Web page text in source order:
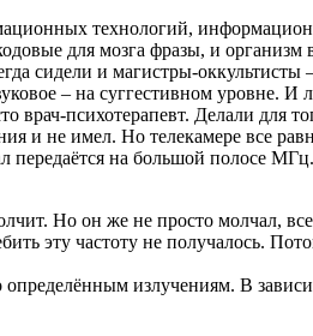
технологий,
для мозга фразы, и
сидели и магистры-
– на суггестивном уровне. И
психотерапевт. Делали для
не имел. Но телекамере все
передаётся на большой полосе
Но он же не просто молчал,
эту частоту не получалось.
излучениям. В